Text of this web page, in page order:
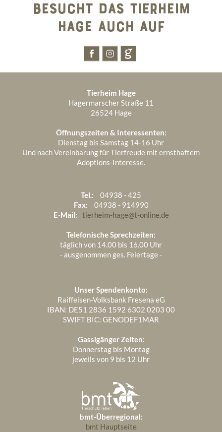
Dezember 2025
November 2025
September 2025 2
Juni 2025
Mai 2025 4
Februar 2025
2024BESUCHT DAS TIERHEIM
HAGE AUCH AUF
Tierheim Hage
Hagermarscher Straße 11
26524 Hage
Öffnungszeiten & Interessenten:
Dienstag bis Samstag 14-16 Uhr
Und nach Vereinbarung für Tierfreude mit ernsthaftem
Adoptions-Interesse.
Tel.:
04938 - 425
Fax:
04938 - 914990
E-Mail:
tierheim-hage@t-online.de
Telefonische Sprechzeiten:
täglich von 14.00 bis 16.00 Uhr
- ausgenommen ges. Feiertage -
Unser Spendenkonto:
Raiffeisen-Volksbank Fresena eG
IBAN: DE51 2836 1592 6302 0203 00
SWIFT BIC: GENODEF1MAR
Gassigänger Zeiten:
Donnerstag bis Montag
jeweils von 9 bis 12 Uhr
bmt-Überregional:
bmt Hauptseite